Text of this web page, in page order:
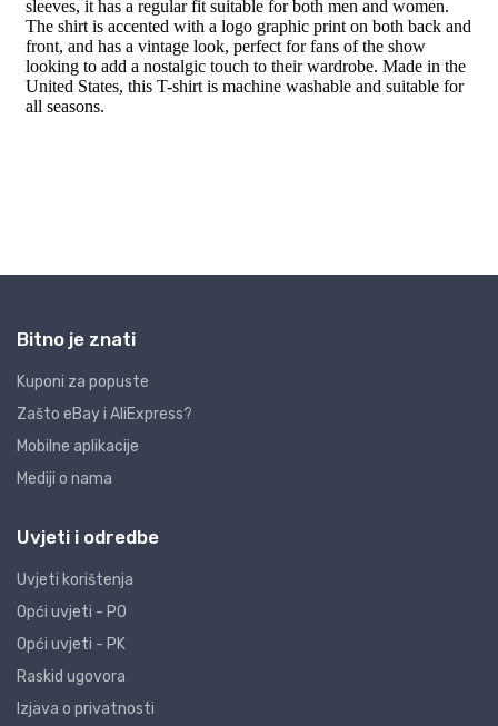
Bitno je znati
Kuponi za popuste
Zašto eBay i AliExpress?
Mobilne aplikacije
Mediji o nama
Uvjeti i odredbe
Uvjeti korištenja
Opći uvjeti - PO
Opći uvjeti - PK
Raskid ugovora
Izjava o privatnosti